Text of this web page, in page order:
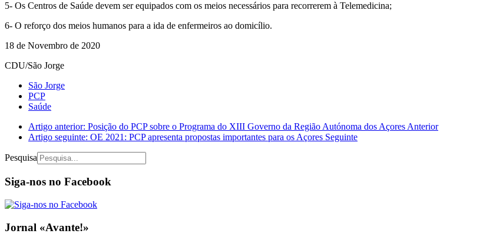
5- Os Centros de Saúde devem ser equipados com os meios necessários para recorrerem à Telemedicina;
6- O reforço dos meios humanos para a ida de enfermeiros ao domicílio.
18 de Novembro de 2020
CDU/São Jorge
São Jorge
PCP
Saúde
Artigo anterior: Posição do PCP sobre o Programa do XIII Governo da Região Autónoma dos AçoresAnterior
Artigo seguinte: OE 2021: PCP apresenta propostas importantes para os Açores Seguinte
Pesquisa
Siga-nos no Facebook
Jornal «Avante!»